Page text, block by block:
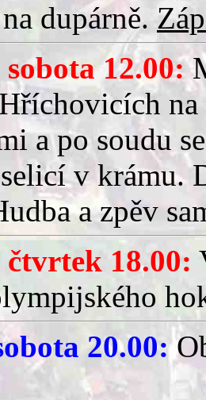
dupárně.
12.00:
a po soudu
v krámu.
a zpěv
čtvrtek 18.00:
20.00: